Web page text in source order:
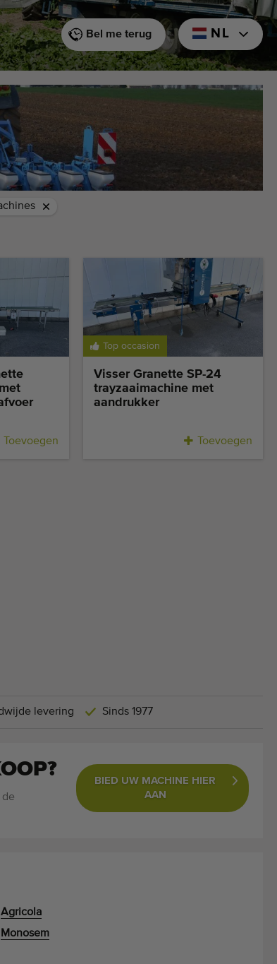
NL
Bel me terug
Toevoegen
Top occasion
Visser Granette SP-24
trayzaaimachine met
aandrukker
Toevoegen
levering Sinds 1977
BIED UW MACHINE HIER
AAN
Agricola
Monosem